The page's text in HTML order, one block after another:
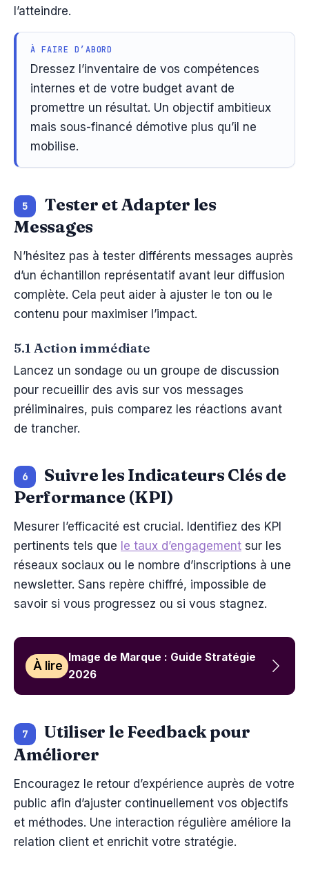
l’atteindre.
À FAIRE D’ABORD
Dressez l’inventaire de vos compétences
internes et de votre budget avant de
promettre un résultat. Un objectif ambitieux
mais sous-financé démotive plus qu’il ne
mobilise.
5
Tester et Adapter les
Messages
N’hésitez pas à tester différents messages auprès
d’un échantillon représentatif avant leur diffusion
complète. Cela peut aider à ajuster le ton ou le
contenu pour maximiser l’impact.
5.1 Action immédiate
Lancez un sondage ou un groupe de discussion
pour recueillir des avis sur vos messages
préliminaires, puis comparez les réactions avant
de trancher.
6
Suivre les Indicateurs Clés de
Performance (KPI)
Mesurer l’efficacité est crucial. Identifiez des KPI
pertinents tels que le taux d’engagement sur les
réseaux sociaux ou le nombre d’inscriptions à une
newsletter. Sans repère chiffré, impossible de
savoir si vous progressez ou si vous stagnez.
À lire
Image de Marque : Guide Stratégie
2026
7
Utiliser le Feedback pour
Améliorer
Encouragez le retour d’expérience auprès de votre
public afin d’ajuster continuellement vos objectifs
et méthodes. Une interaction régulière améliore la
relation client et enrichit votre stratégie.